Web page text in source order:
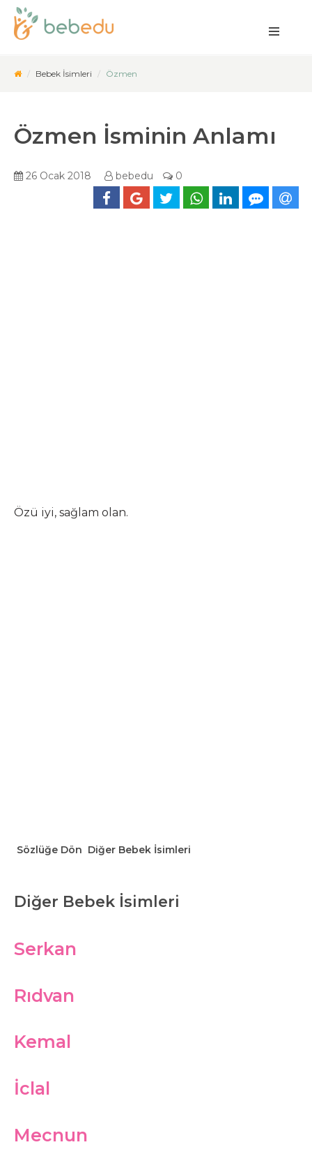
Bebek İsimleri Özmen
Özmen İsminin Anlamı
26 Ocak 2018 bebedu 0
Özü iyi, sağlam olan.
Sözlüğe Dön Diğer Bebek İsimleri
Diğer Bebek İsimleri
Serkan
Rıdvan
Kemal
İclal
Mecnun